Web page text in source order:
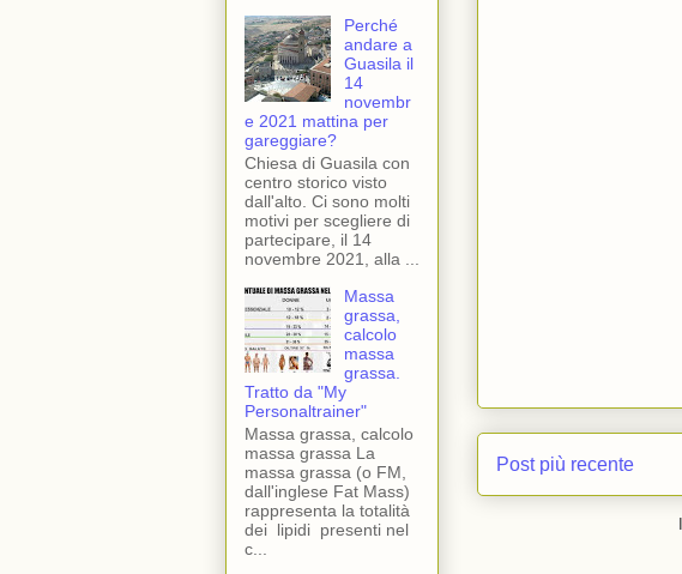
Post più recente
Perché
andare a
Guasila il
14
novembr
e 2021 mattina per
gareggiare?
Chiesa di Guasila con
centro storico visto
dall'alto. Ci sono molti
motivi per scegliere di
partecipare, il 14
novembre 2021, alla ...
Massa
grassa,
calcolo
massa
grassa.
Tratto da "My
Personaltrainer"
Massa grassa, calcolo
massa grassa La
massa grassa (o FM,
dall'inglese Fat Mass)
rappresenta la totalità
dei lipidi presenti nel
c...